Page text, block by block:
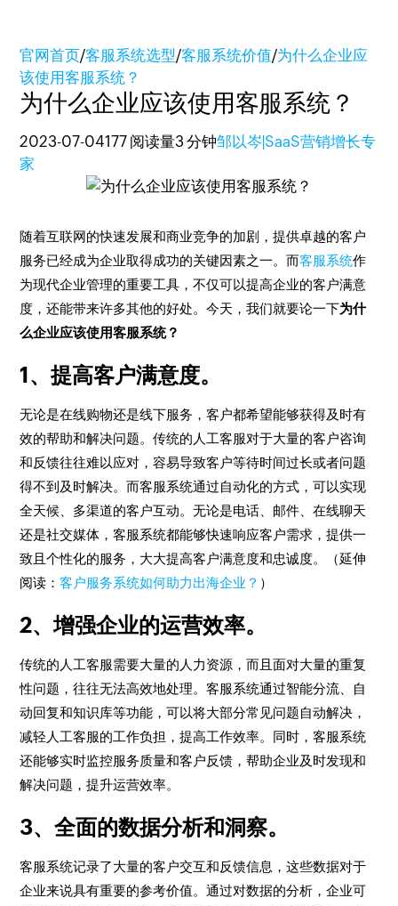
官网首页/客服系统选型/客服系统价值/为什么企业应
该使用客服系统？
为什么企业应该使用客服系统？
2023-07-04177 阅读量3 分钟邹以岑|SaaS营销增长专
家
随着互联网的快速发展和商业竞争的加剧，提供卓越的客户
服务已经成为企业取得成功的关键因素之一。而客服系统作
为现代企业管理的重要工具，不仅可以提高企业的客户满意
度，还能带来许多其他的好处。今天，我们就要论一下为什
么企业应该使用客服系统？
1、提高客户满意度。
无论是在线购物还是线下服务，客户都希望能够获得及时有
效的帮助和解决问题。传统的人工客服对于大量的客户咨询
和反馈往往难以应对，容易导致客户等待时间过长或者问题
得不到及时解决。而客服系统通过自动化的方式，可以实现
全天候、多渠道的客户互动。无论是电话、邮件、在线聊天
还是社交媒体，客服系统都能够快速响应客户需求，提供一
致且个性化的服务，大大提高客户满意度和忠诚度。（延伸
阅读：客户服务系统如何助力出海企业？ ）
2、增强企业的运营效率。
传统的人工客服需要大量的人力资源，而且面对大量的重复
性问题，往往无法高效地处理。客服系统通过智能分流、自
动回复和知识库等功能，可以将大部分常见问题自动解决，
减轻人工客服的工作负担，提高工作效率。同时，客服系统
还能够实时监控服务质量和客户反馈，帮助企业及时发现和
解决问题，提升运营效率。
3、全面的数据分析和洞察。
客服系统记录了大量的客户交互和反馈信息，这些数据对于
企业来说具有重要的参考价值。通过对数据的分析，企业可